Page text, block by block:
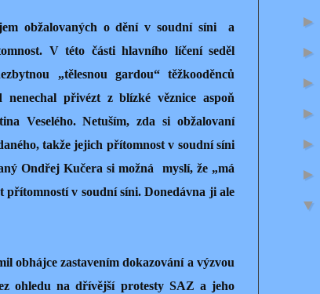
obžalovaných o dění v soudní síni
a
V této části hlavního líčení seděl
„tělesnou gardou“ těžkooděnců
přivézt z blízké věznice aspoň
Veselého. Netuším, zda si obžalovaní
takže jejich přítomnost v soudní síni
Ondřej Kučera si možná
myslí, že „má
v soudní síni. Donedávna ji ale
obhájce zastavením dokazování a výzvou
ohledu na dřívější protesty SAZ a jeho
►
►
►
►
►
►
▼